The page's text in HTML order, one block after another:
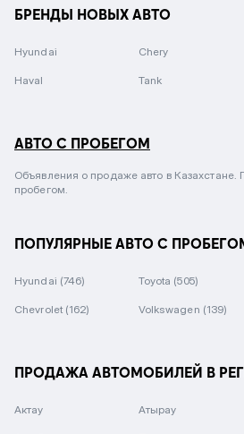
БРЕНДЫ НОВЫХ АВТО
Hyundai Chery
Haval Tank
АВТО С ПРОБЕГОМ
Объявления о продаже авто в Казахстане.
пробегом.
ПОПУЛЯРНЫЕ АВТО С
Hyundai (746) Toyota (505)
Chevrolet (162) Volkswagen (139)
ПРОДАЖА АВТОМОБИЛЕЙ В
Актау Атырау